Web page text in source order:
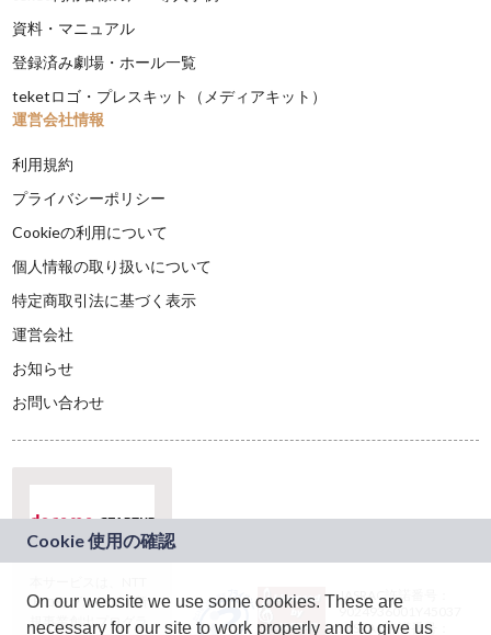
資料・マニュアル
登録済み劇場・ホール一覧
teketロゴ・プレスキット（メディアキット）
運営会社情報
利用規約
プライバシーポリシー
Cookieの利用について
個人情報の取り扱いについて
特定商取引法に基づく表示
運営会社
お知らせ
お問い合わせ
ドコモグループの新
規事業創出プログラ
JASRAC許諾番号：
9024936001Y45037
JASRAC許諾番号：
On our website we use some cookies. These are
necessary for our site to work properly and to give us